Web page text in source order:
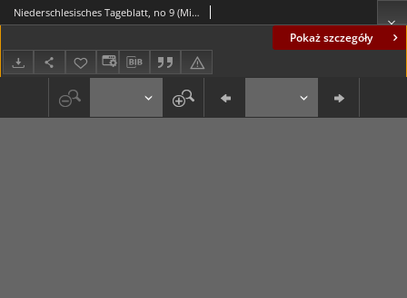
Pokaż szczegóły
Niederschlesisches Tageblatt, no 9 (Mittwoch, den 12. Januar 1887)